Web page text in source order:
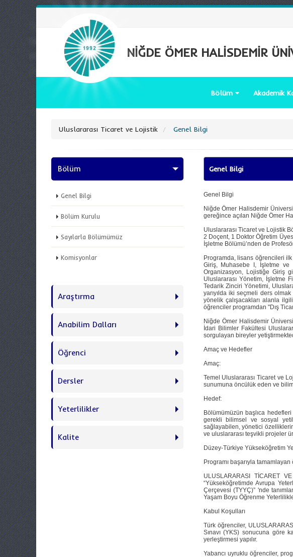
NİĞDE ÖMER HALİSDEMİR
Bölüm Akademik
Uluslararası Ticaret ve Lojistik Genel Bilgi
Bölüm
Genel Bilgi
Bölüm Kurulu
Sayılarla Bölümümüz
Komisyonlar
Araştırma
Anabilim Dalları
Öğrenci
Dersler
Yeterlilikler
Kalite
Genel Bilgi
Genel Bilgi
Niğde Ömer Halisdemir
gereğince açılan Niğde Ömer
Uluslararası Ticaret ve Lojistik
2 Doçent, 1 Doktor Öğretim
İşletme Bölümü’nden de
Programda, lisans öğrencileri
Giriş, Muhasebe I, İşletme ve
Organizasyon, Lojistiğe Giriş
Uluslararası Yönetim, İşletme
Tedarik Zinciri Yönetimi,
yarıyılda iki seçmeli ders
yönelik çalışacakları alanla
öğrenciler programdan "Dış
Niğde Ömer Halisdemir
İdari Bilimler Fakültesi
sorgulayan bireyler
Amaç ve Hedefler
Amaç:
Temel Uluslararası Ticaret ve
sunumuna öncülük eden ve
Hedef:
Bölümümüzün başlıca
gerekli bilimsel ve sosyal
sağlayabilen, yönetici
ve uluslararası teşvikli projeler
Düzey-Türkiye Yükseköğretim
Programı başarıyla
ULUSLARARASI TİCARET
“Yükseköğretimde Avrupa
Çerçevesi (TYYÇ)” 'nde
Yaşam Boyu Öğrenme
Kabul Koşulları
Türk öğrenciler,
Sınavı (YKS) sonucuna göre
yerleştirmesi yapılır.
Yabancı uyruklu öğrenciler,